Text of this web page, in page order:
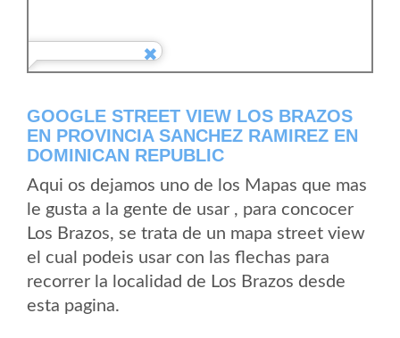
GOOGLE STREET VIEW LOS BRAZOS
EN PROVINCIA SANCHEZ RAMIREZ EN
DOMINICAN REPUBLIC
Aqui os dejamos uno de los Mapas que mas
le gusta a la gente de usar , para concocer
Los Brazos, se trata de un mapa street view
el cual podeis usar con las flechas para
recorrer la localidad de Los Brazos desde
esta pagina.